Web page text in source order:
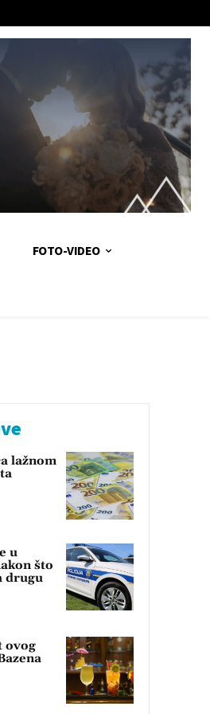
FOTO-VIDEO
lažnom
u
što
drugu
ovog